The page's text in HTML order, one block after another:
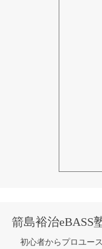
箭島裕治eBASS
初心者からプロユー